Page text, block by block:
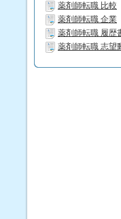
薬剤師転職 比較
薬剤師転職 企業
薬剤師転職 履歴
薬剤師転職 志望